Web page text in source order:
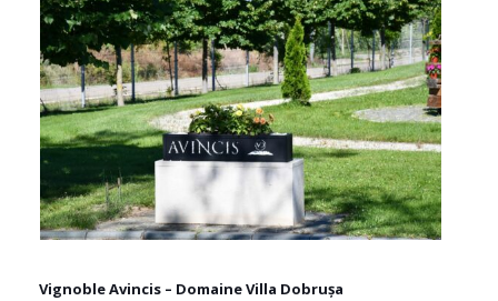
Vignoble Avincis – Domaine Villa Dobrușa